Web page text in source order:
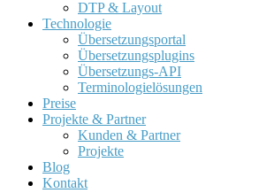
DTP & Layout
Technologie
Übersetzungsportal
Übersetzungsplugins
Übersetzungs-API
Terminologielösungen
Preise
Projekte & Partner
Kunden & Partner
Projekte
Blog
Kontakt